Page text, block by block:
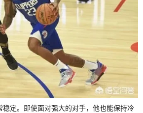
定。即使面对强大的对手，他也能保持冷